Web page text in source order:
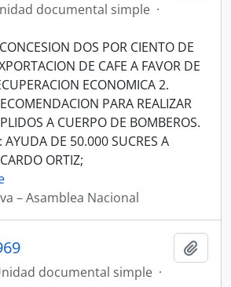
documental simple ·
DOS POR CIENTO DE
DE CAFE A FAVOR DE
ECONOMICA 2.
PARA REALIZAR
A CUERPO DE BOMBEROS.
AYUDA DE 50.000 SUCRES A
ORTIZ;
– Asamblea Nacional
documental simple ·